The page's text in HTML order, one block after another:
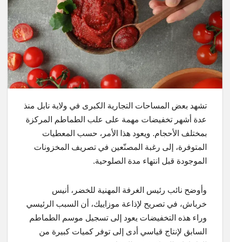
تشهد بعض المساحات التجارية الكبرى في ولاية نابل منذ
عدة أشهر تخفيضات مهمة على علب الطماطم المركزة
بمختلف الأحجام. ويعود هذا الأمر، حسب المعطيات
المتوفرة، إلى رغبة المصنّعين في تصريف المخزونات
الموجودة قبل انتهاء مدة الصلوحية.
وأوضح نائب رئيس الغرفة المهنية للخضر، أنيس
خرباش، في تصريح لإذاعة موزاييك، أن السبب الرئيسي
وراء هذه التخفيضات يعود إلى تسجيل موسم الطماطم
السابق لإنتاج قياسي أدى إلى توفر كميات كبيرة من